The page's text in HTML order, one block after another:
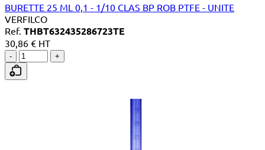
BURETTE 25 ML 0,1 - 1/10 CLAS BP ROB PTFE - UNITE
VERFILCO
Ref. THBT632435286723TE
30,86 € HT
- +